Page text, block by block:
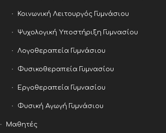
Κοινωνική Λειτουργός Γυμνάσιου
Ψυχολογική Υποστήριξη Γυμνασίου
Λογοθεραπεία Γυμνάσιου
Φυσικοθεραπεία Γυμνασίου
Εργοθεραπεία Γυμνασίου
Φυσική Αγωγή Γυμνάσιου
Μαθητές